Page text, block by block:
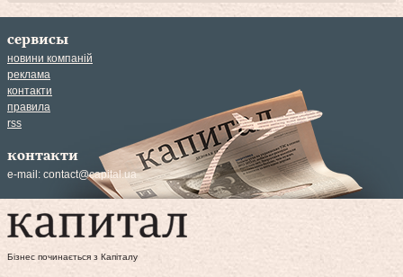
сервисы
новини компаній
реклама
контакти
правила
rss
контакти
e-mail: contact@capital.ua
Бізнес починається з Капіталу